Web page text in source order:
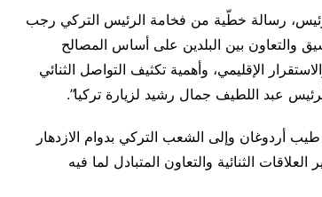
رسالة خطّية من فخامة الرئيس التركي رجب
والتعاون بين البلدين على أساس المصالح
الإقليمي، وأهمية تكثيف التواصل الثنائي
عبد اللطيف جمال رشيد لزيارة تركيا”.
أردوغان وإلى الشعب التركي بدوام الازدهار
الثنائية والتعاون المتبادل لما فيه